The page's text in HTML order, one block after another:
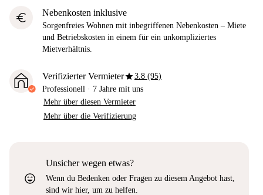
euro Nebenkosten inklusive
Sorgenfreies Wohnen mit inbegriffenen Nebenkosten – Miete
und Betriebskosten in einem für ein unkompliziertes
Mietverhältnis.
Verifizierter Vermieterstar3.8 (95)
Professionell · 7 Jahre mit uns
Mehr über diesen Vermieter
Mehr über die Verifizierung
sentiment_very_satisfied
Unsicher wegen etwas?
Wenn du Bedenken oder Fragen zu diesem Angebot hast,
sind wir hier, um zu helfen.